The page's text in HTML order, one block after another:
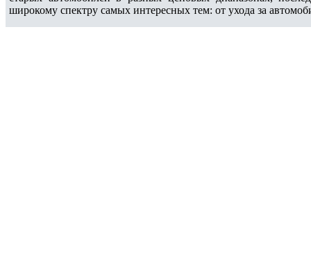
широкому спектру самых интересных тем: от ухода за